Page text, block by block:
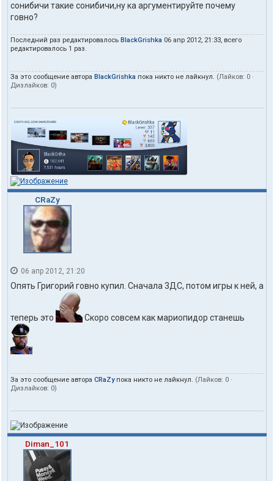
сонибичи такие сонибичи,ну ка аргументируйте почему
говно?
Последний раз редактировалось BlackGrishka 06 апр 2012, 21:33, всего
редактировалось 1 раз.
За это сообщение автора BlackGrishka пока никто не лайкнул. (Лайков: 0 ·
Дизлайков: 0)
CRaZy
06 апр 2012, 21:20
Опять Григорий говно купил. Сначала 3ДС, потом игры к ней, а
теперь это Скоро совсем как мариопидор станешь
За это сообщение автора CRaZyпока никто не лайкнул. (Лайков: 0 ·
Дизлайков: 0)
Diman_101